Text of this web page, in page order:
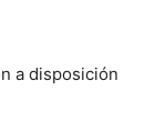
a disposición